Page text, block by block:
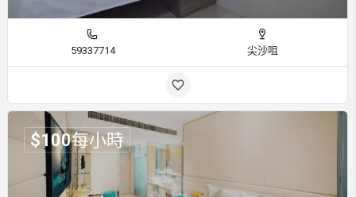
59337714 尖沙咀
$100每小時